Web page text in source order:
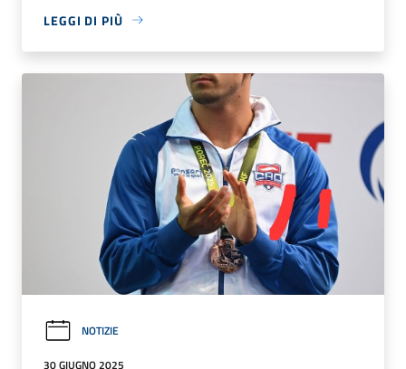
LEGGI DI PIÙ
NOTIZIE
30 GIUGNO 2025